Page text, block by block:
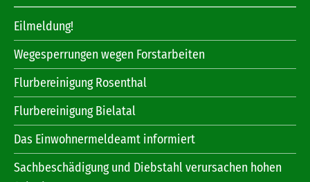
Eilmeldung!
Wegesperrungen wegen Forstarbeiten
Flurbereinigung Rosenthal
Flurbereinigung Bielatal
Das Einwohnermeldeamt informiert
Sachbeschädigung und Diebstahl verursachen hohen